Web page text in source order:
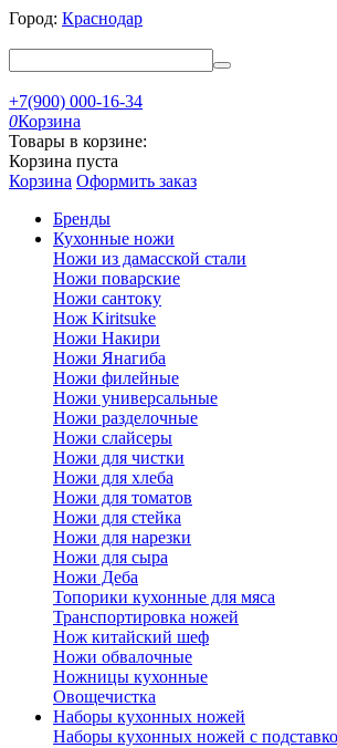
Город: Краснодар
+7(900) 000-16-34
0Корзина
Товары в корзине:
Корзина пуста
Корзина Оформить заказ
Бренды
Кухонные ножи
Ножи из дамасской стали
Ножи поварские
Ножи сантоку
Нож Kiritsuke
Ножи Накири
Ножи Янагиба
Ножи филейные
Ножи универсальные
Ножи разделочные
Ножи слайсеры
Ножи для чистки
Ножи для хлеба
Ножи для томатов
Ножи для стейка
Ножи для нарезки
Ножи для сыра
Ножи Деба
Топорики кухонные для мяса
Транспортировка ножей
Нож китайский шеф
Ножи обвалочные
Ножницы кухонные
Овощечистка
Наборы кухонных ножей
Наборы кухонных ножей с